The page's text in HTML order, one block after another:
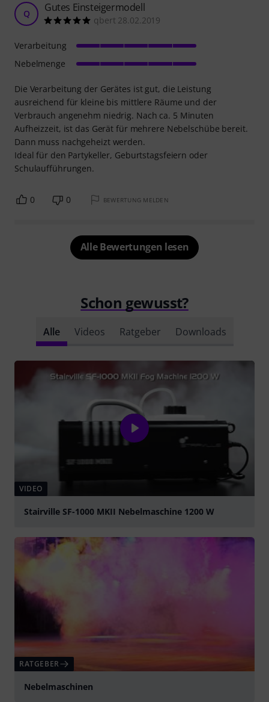
Q Gutes Einsteigermodell
qbert 28.02.2019
Die Verarbeitung der Gerätes ist gut, die Leistung
ausreichend für kleine bis mittlere Räume und der
Verbrauch angenehm niedrig. Nach ca. 5 Minuten
Aufheizzeit, ist das Gerät für mehrere Nebelschübe bereit.
Dann muss nachgeheizt werden.
Ideal für den Partykeller, Geburtstagsfeiern oder
Schulaufführungen.
Verarbeitung
Nebelmenge
0 0 BEWERTUNG MELDEN
Alle Bewertungen lesen
Schon gewusst?
Alle Videos Ratgeber Downloads
VIDEO
Stairville SF-1000 MKII Nebelmaschine 1200 W
RATGEBER
Nebelmaschinen